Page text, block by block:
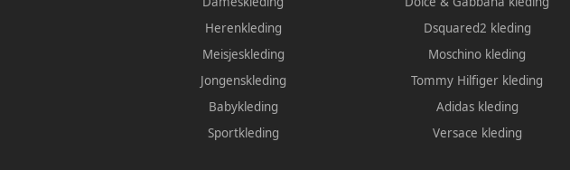
Herenkleding
Meisjeskleding
Jongenskleding
Babykleding
Sportkleding
Dsquared2 kleding
Moschino kleding
Tommy Hilfiger kleding
Adidas kleding
Versace kleding